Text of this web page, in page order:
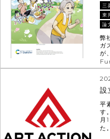
三
東
論
弊
ガ
が
設
平
す
月
た